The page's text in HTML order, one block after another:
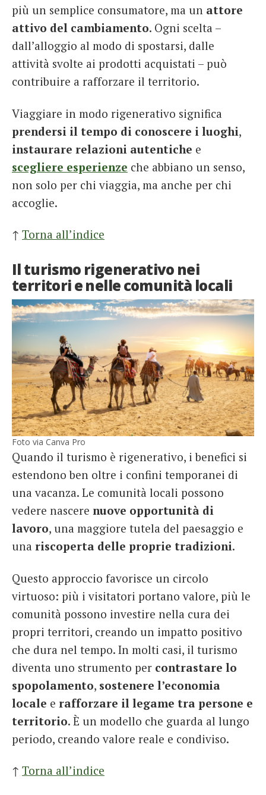
più un semplice consumatore, ma un attore
attivo del cambiamento. Ogni scelta –
dall’alloggio al modo di spostarsi, dalle
attività svolte ai prodotti acquistati – può
contribuire a rafforzare il territorio.
Viaggiare in modo rigenerativo significa
prendersi il tempo di conoscere i luoghi,
instaurare relazioni autentiche e
scegliere esperienze che abbiano un senso,
non solo per chi viaggia, ma anche per chi
accoglie.
↑ Torna all’indice
Il turismo rigenerativo nei
territori e nelle comunità locali
Foto via Canva Pro
Quando il turismo è rigenerativo, i benefici si
estendono ben oltre i confini temporanei di
una vacanza. Le comunità locali possono
vedere nascere nuove opportunità di
lavoro, una maggiore tutela del paesaggio e
una riscoperta delle proprie tradizioni.
Questo approccio favorisce un circolo
virtuoso: più i visitatori portano valore, più le
comunità possono investire nella cura dei
propri territori, creando un impatto positivo
che dura nel tempo. In molti casi, il turismo
diventa uno strumento per contrastare lo
spopolamento, sostenere l’economia
locale e rafforzare il legame tra persone e
territorio. È un modello che guarda al lungo
periodo, creando valore reale e condiviso.
↑ Torna all’indice